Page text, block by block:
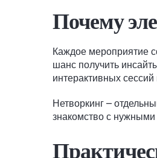
Почему
Каждое мероприятие
шанс получить
интерактивных
Нетворкинг –
знакомство с нужными